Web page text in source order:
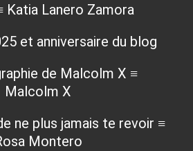
Katia Lanero Zamora
et anniversaire du blog
de Malcolm X ≡
Malcolm X
ne plus jamais te revoir ≡
Montero